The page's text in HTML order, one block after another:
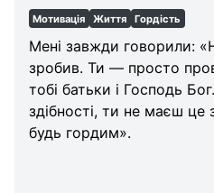
Мотивація Життя Гордість
Мені завжди говорили:
зробив. Ти — просто
тобі батьки і Господь
здібності, ти не маєш це
будь гордим».